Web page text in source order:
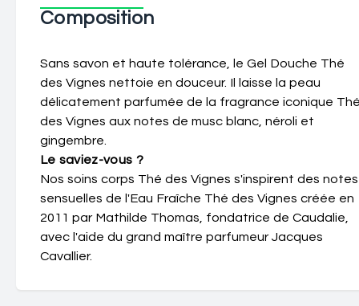
Composition
Sans savon et haute tolérance, le Gel Douche Thé
des Vignes nettoie en douceur. Il laisse la peau
délicatement parfumée de la fragrance iconique
des Vignes aux notes de musc blanc, néroli et
gingembre.
Le saviez-vous ?
Nos soins corps Thé des Vignes s'inspirent des notes
sensuelles de l'Eau Fraîche Thé des Vignes créée en
2011 par Mathilde Thomas, fondatrice de Caudalie,
avec l'aide du grand maître parfumeur Jacques
Cavallier.